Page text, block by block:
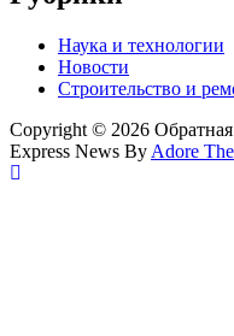
Наука и технологии
Новости
Строительство и
Copyright © 2026 Обратная
Express News By Adore